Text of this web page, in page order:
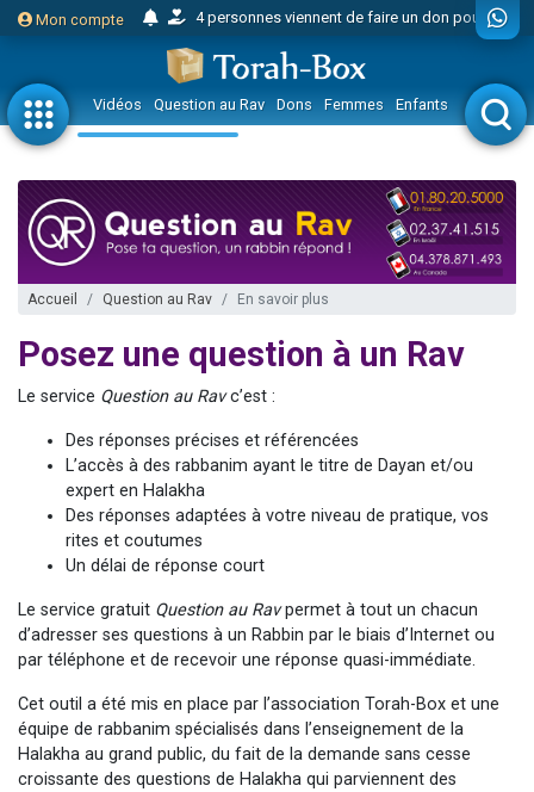
Mon compte
2 personnes viennent de faire un don pour 1 Journée de Vacances Pour les Enfants
4 personnes viennent de nous rejoindre sur WhatsApp
Il reste 49 places pour étudier en groupe sur Zoom
23 personnes viennent de faire un don pour Diane, 80 ans, dans un appartement insalubre
Eva vient de donner son Maasser
4 personnes viennent de nous rejoindre sur WhatsApp
3 personnes viennent de nous rejoindre sur WhatsApp
Odaya vient de donner son Maasser
12 nouvelles musiques dans Torah-Box Music
30 personnes viennent de faire un don pour Sauvez la jambe de Yohan
Il reste 49 places pour étudier en groupe sur Zoom
2 personnes viennent de nous rejoindre sur WhatsApp
2 nouvelles musiques dans Torah-Box Music
Vidéos Question au Rav Dons Femmes Enfants Etude sur
Accueil Question au Rav En savoir plus
Posez une question à un Rav
Le service Question au Ravc’est :
Des réponses précises et référencées
L’accès à des rabbanim ayant le titre de Dayan et/ou
expert en Halakha
Des réponses adaptées à votre niveau de pratique, vos
rites et coutumes
Un délai de réponse court
Le service gratuit Question au Ravpermet à tout un chacun
d’adresser ses questions à un Rabbin par le biais d’Internet ou
par téléphone et de recevoir une réponse quasi-immédiate.
Cet outil a été mis en place par l’association Torah-Box et une
équipe de rabbanim spécialisés dans l’enseignement de la
Halakha au grand public, du fait de la demande sans cesse
croissante des questions de Halakha qui parviennent des